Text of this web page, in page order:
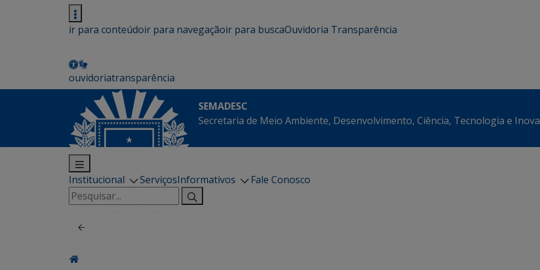
ir para conteúdoir para navegaçãoir para buscaOuvidoria Transparência
ouvidoriatransparência
SEMADESC
Secretaria de Meio Ambiente, Desenvolvimento, Ciência, Tecnologia e
Institucional ServiçosInformativos
Fale Conosco
Pesquisar
por: